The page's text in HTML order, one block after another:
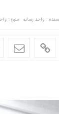
: واحد رسانه منبع :